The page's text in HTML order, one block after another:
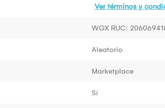
Ver términos y
WGX RUC:
Aleatorio
Marketplace
Sí